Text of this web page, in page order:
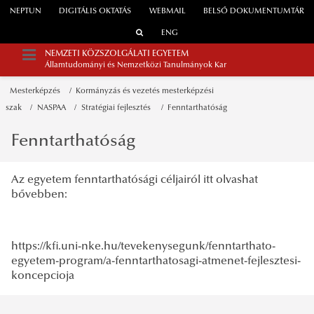
WEBMAIL
NEPTUN DIGITÁLIS OKTATÁS BELSŐ DOKUMENTUMTÁR
ENG
NEMZETI KÖZSZOLGÁLATI EGYETEM
Államtudományi és Nemzetközi Tanulmányok Kar
Mesterképzés Kormányzás és vezetés mesterképzési
szak NASPAA Stratégiai fejlesztés Fenntarthatóság
Fenntarthatóság
Az egyetem fenntarthatósági céljairól itt olvashat
bővebben:
https://kfi.uni-nke.hu/tevekenysegunk/fenntarthato-
egyetem-program/a-fenntarthatosagi-atmenet-fejlesztesi-
koncepcioja